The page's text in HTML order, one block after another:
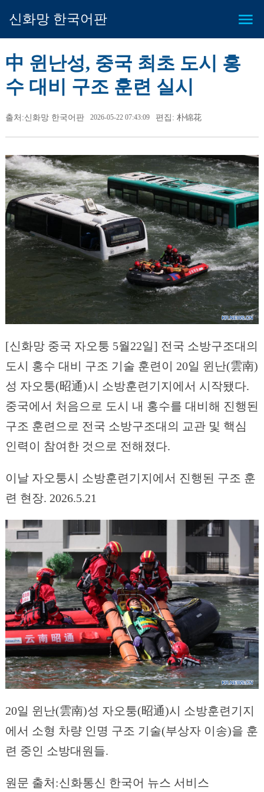
신화망 한국어판
中 윈난성, 중국 최초 도시 홍
수 대비 구조 훈련 실시
출처:신화망 한국어판 2026-05-22 07:43:09 편집: 朴锦花
[신화망 중국 자오퉁 5월22일] 전국 소방구조대의
도시 홍수 대비 구조 기술 훈련이 20일 윈난(雲南)
성 자오퉁(昭通)시 소방훈련기지에서 시작됐다.
중국에서 처음으로 도시 내 홍수를 대비해 진행된
구조 훈련으로 전국 소방구조대의 교관 및 핵심
인력이 참여한 것으로 전해졌다.
이날 자오퉁시 소방훈련기지에서 진행된 구조 훈
련 현장. 2026.5.21
20일 윈난(雲南)성 자오퉁(昭通)시 소방훈련기지
에서 소형 차량 인명 구조 기술(부상자 이송)을 훈
련 중인 소방대원들.
원문 출처:신화통신 한국어 뉴스 서비스